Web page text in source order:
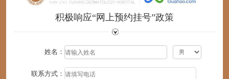
积极响应“网上预约挂号”政策
姓名：
联系方式：